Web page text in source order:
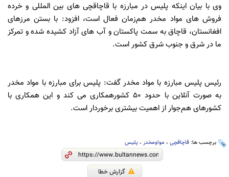
وی با بیان اینکه پلیس در مبارزه با قاچاقچی های بین المللی و خرده
فروش های مواد مخدر هم‌زمان فعال است، افزود: با بستن مرزهای
افغانستان، قاچاق به سمت پاکستان و آب های آزاد کشیده شده و تمرکز
ما در شرق و جنوب شرق کشور است.
رئیس پلیس مبارزه با مواد مخدر گفت: پلیس برای مبارزه با مواد مخدر
به صورت آنلاین با حدود 50 کشورهمکاری می کند و این همکاری با
کشورهای هم‌جوار از اهمیت بیشتری برخوردار است.
برچسب ها: قاچاقچی ، مواومخدر ، پلیس
گزارش خطا